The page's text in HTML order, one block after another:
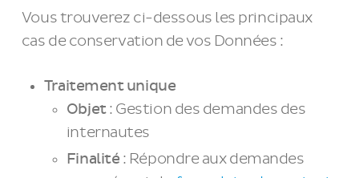
Vous trouverez ci-dessous les principaux
cas de conservation de vos Données :
Traitement unique
Objet: Gestion des demandes des
internautes
Finalité : Répondre aux demandes